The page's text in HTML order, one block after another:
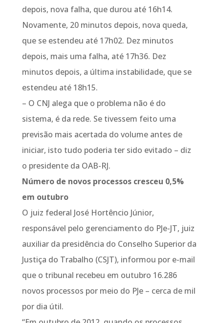
depois, nova falha, que durou até 16h14.
Novamente, 20 minutos depois, nova queda,
que se estendeu até 17h02. Dez minutos
depois, mais uma falha, até 17h36. Dez
minutos depois, a última instabilidade, que se
estendeu até 18h15.
– O CNJ alega que o problema não é do
sistema, é da rede. Se tivessem feito uma
previsão mais acertada do volume antes de
iniciar, isto tudo poderia ter sido evitado – diz
o presidente da OAB-RJ.
Número de novos processos cresceu 0,5%
em outubro
O juiz federal José Hortêncio Júnior,
responsável pelo gerenciamento do PJe-JT, juiz
auxiliar da presidência do Conselho Superior da
Justiça do Trabalho (CSJT), informou por e-mail
que o tribunal recebeu em outubro 16.286
novos processos por meio do PJe – cerca de mil
por dia útil.